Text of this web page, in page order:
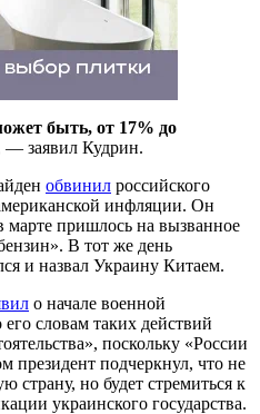
быть, от 17% до
— заявил Кудрин.
обвинил российского
инфляции. Он
марте пришлось на вызванное
В тот же день
и назвал Украину Китаем.
о начале военной
словам таких действий
поскольку «России
президент подчеркнул, что не
страну, но будет стремиться к
украинского государства.